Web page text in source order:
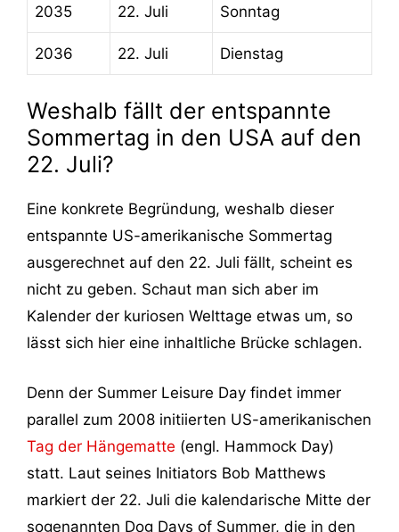
2035 22. Juli Sonntag
2036 22. Juli Dienstag
Weshalb fällt der entspannte
Sommertag in den USA auf den
22. Juli?
Eine konkrete Begründung, weshalb dieser
entspannte US-amerikanische Sommertag
ausgerechnet auf den 22. Juli fällt, scheint es
nicht zu geben. Schaut man sich aber im
Kalender der kuriosen Welttage etwas um, so
lässt sich hier eine inhaltliche Brücke schlagen.
Denn der Summer Leisure Day findet immer
parallel zum 2008 initiierten US-amerikanischen
Tag der Hängematte (engl. Hammock Day)
statt. Laut seines Initiators Bob Matthews
markiert der 22. Juli die kalendarische Mitte der
sogenannten Dog Days of Summer, die in den